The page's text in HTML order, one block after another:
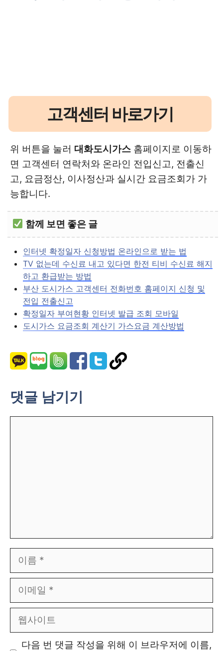
고객센터 바로가기
위 버튼을 눌러 대화도시가스 홈페이지로 이동하
면 고객센터 연락처와 온라인 전입신고, 전출신
고, 요금정산, 이사정산과 실시간 요금조회가 가
능합니다.
함께 보면 좋은 글
인터넷 확정일자 신청방법 온라인으로 받는 법
TV 없는데 수신료 내고 있다면 한전 티비 수신료 해지
하고 환급받는 방법
부산 도시가스 고객센터 전화번호 홈페이지 신청 및
전입 전출신고
확정일자 부여현황 인터넷 발급 조회 모바일
도시가스 요금조회 계산기 가스요금 계산방법
댓글 남기기
름
메
사
다음 번 댓글 작성을 위해 이 브라우저에 이름,